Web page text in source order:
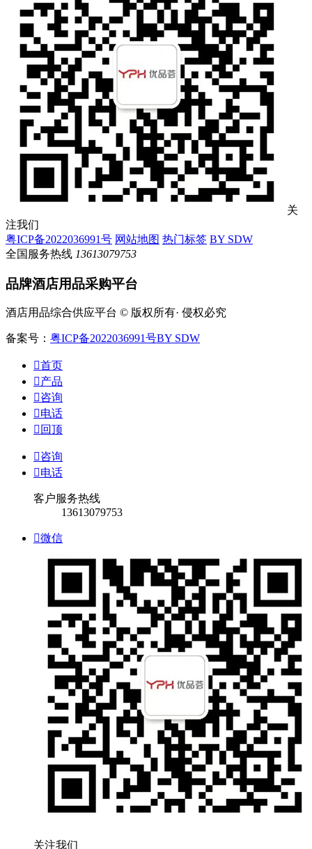
关
注我们
粤ICP备2022036991号 网站地图 热门标签 BY SDW
全国服务热线 13613079753
品牌酒店用品采购平台
酒店用品综合供应平台 © 版权所有· 侵权必究
备案号： 粤ICP备2022036991号BY SDW
首页
产品
咨询
电话
 回顶
咨询
电话
客户服务热线
13613079753
微信
关注我们